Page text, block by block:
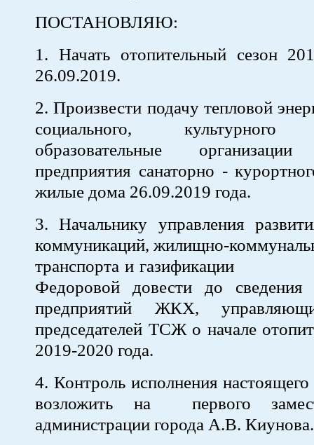
ПОСТАНОВЛЯЮ:
1. Начать отопительный сезон
26.09.2019.
2. Произвести подачу тепловой
социального, культурного
образовательные
предприятия санаторно -
жилые дома 26.09.2019 года.
3. Начальнику управления
коммуникаций, жилищно-
транспорта и
Федоровой довести до сведения
предприятий ЖКХ,
председателей ТСЖ о начале
2019-2020 года.
4. Контроль исполнения настоящего
возложить на первого
администрации города А.В. Киунова.